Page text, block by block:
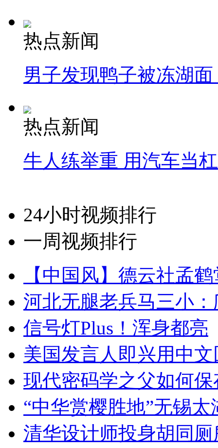
热点新闻
男子发现鸭子被冻湖
热点新闻
牛人练举重 用汽车当
24小时视频排行
一周视频排行
【中国风】德云社孟
河北无腿老兵马三小
信号灯Plus！浑身都亮
美国发言人即兴用中
现代密码学之父如何
“中华赏樱胜地”无锡
清华设计师投身胡同